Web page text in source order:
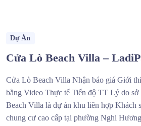
Dự Án
Cửa Lò Beach Villa –
Cửa Lò Beach Villa Nhận báo giá Giới
bằng Video Thực tế Tiến độ TT Lý do
Beach Villa là dự án khu liên hợp Khách
chung cư cao cấp tại phường Nghi